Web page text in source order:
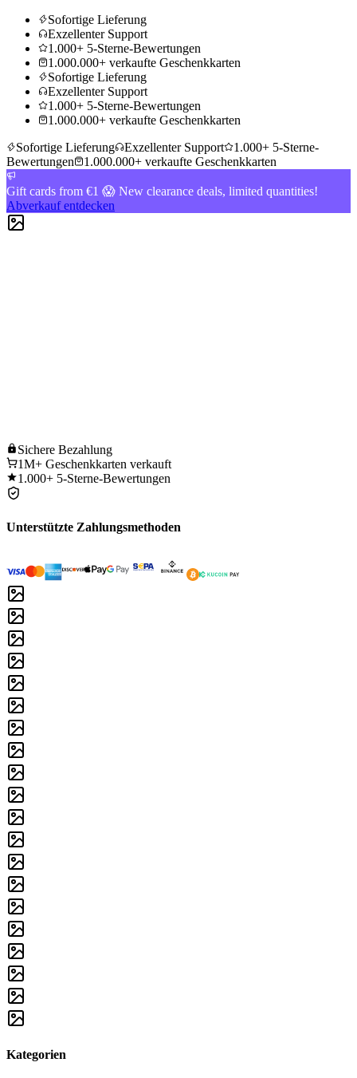
Sofortige Lieferung
Exzellenter Support
1.000+ 5-Sterne-Bewertungen
1.000.000+ verkaufte Geschenkkarten
Sofortige Lieferung
Exzellenter Support
1.000+ 5-Sterne-Bewertungen
1.000.000+ verkaufte Geschenkkarten
Sofortige Lieferung
Exzellenter Support
1.000+ 5-Sterne-
Bewertungen
1.000.000+ verkaufte Geschenkkarten
Gift cards from €1 😱 New clearance deals, limited quantities!
Abverkauf entdecken
Sichere Bezahlung
1M+ Geschenkkarten verkauft
1.000+ 5-Sterne-Bewertungen
Unterstützte Zahlungsmethoden
Kategorien